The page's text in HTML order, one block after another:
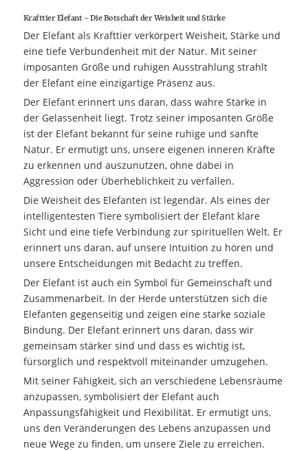
Krafttier Elefant – Die Botschaft der Weisheit und Stärke
Der Elefant als Krafttier verkörpert Weisheit, Stärke und
eine tiefe Verbundenheit mit der Natur. Mit seiner
imposanten Größe und ruhigen Ausstrahlung strahlt
der Elefant eine einzigartige Präsenz aus.
Der Elefant erinnert uns daran, dass wahre Stärke in
der Gelassenheit liegt. Trotz seiner imposanten Größe
ist der Elefant bekannt für seine ruhige und sanfte
Natur. Er ermutigt uns, unsere eigenen inneren Kräfte
zu erkennen und auszunutzen, ohne dabei in
Aggression oder Überheblichkeit zu verfallen.
Die Weisheit des Elefanten ist legendär. Als eines der
intelligentesten Tiere symbolisiert der Elefant klare
Sicht und eine tiefe Verbindung zur spirituellen Welt. Er
erinnert uns daran, auf unsere Intuition zu hören und
unsere Entscheidungen mit Bedacht zu treffen.
Der Elefant ist auch ein Symbol für Gemeinschaft und
Zusammenarbeit. In der Herde unterstützen sich die
Elefanten gegenseitig und zeigen eine starke soziale
Bindung. Der Elefant erinnert uns daran, dass wir
gemeinsam stärker sind und dass es wichtig ist,
fürsorglich und respektvoll miteinander umzugehen.
Mit seiner Fähigkeit, sich an verschiedene Lebensräume
anzupassen, symbolisiert der Elefant auch
Anpassungsfähigkeit und Flexibilität. Er ermutigt uns,
uns den Veränderungen des Lebens anzupassen und
neue Wege zu finden, um unsere Ziele zu erreichen.